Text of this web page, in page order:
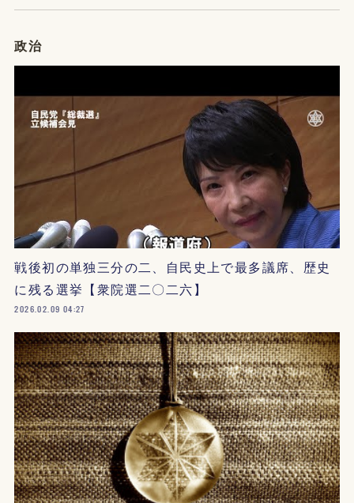
政治
戦後初の単独三分の二、自民史上で最多議席、歴史
に残る選挙【衆院選二〇二六】
2026.02.09 04:27